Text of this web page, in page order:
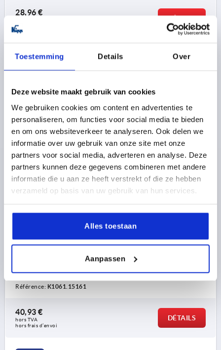
Toestemming Details Over
Deze website maakt gebruik van cookies
We gebruiken cookies om content en advertenties te
personaliseren, om functies voor social media te bieden
en om ons websiteverkeer te analyseren. Ook delen we
informatie over uw gebruik van onze site met onze
partners voor social media, adverteren en analyse. Deze
partners kunnen deze gegevens combineren met andere
informatie die u aan ze heeft verstrekt of die ze hebben
verzameld op basis van uw gebruik van hun services.
Alles toestaan
Aanpassen
28,96 €
hors frais d’envoi
DÉTAILS
K1061
VERROU QUART DE TOUR T À TÊTE PIVOTANTE, D=5,
L=15,5, ACIER INOX., COMP:ACIER INOX., GOUPILLE EN
INOX
LONGUEUR=15,5
MATÉRIAU DES COMPOSANTS=ACIER INOXYDABLE
D2=25
D3=20 D4=21 H=19 H1=6,5
M=M2X3
D7=4,4 D8=2,4 T=6
FORCE DE CISAILLEMENT EN KN=1,8
FORCE D’EXTRACTION F EN KN=1,2
RÉSISTANCE THERMIQUE =≤200 °C
Référence: K1061.15161
40,93 €
hors TVA
hors frais d’envoi
DÉTAILS